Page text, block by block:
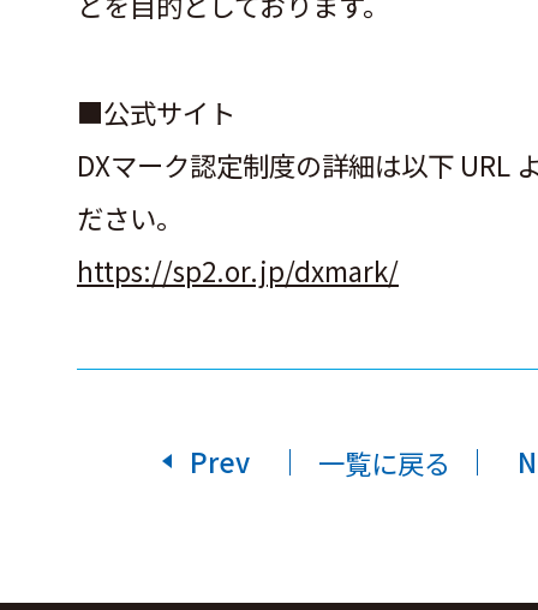
■公式サイト
DXマーク認定制度の詳細は以下 URL
ださい。
https://sp2.or.jp/dxmark/
Prev 一覧に戻る